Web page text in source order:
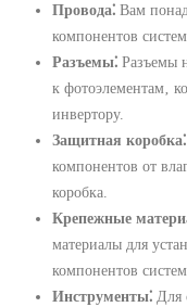
Провода⁚ Вам
компонентов
Разъемы⁚ Разъемы
к фотоэлементам‚
инвертору.
Защитная коробка⁚
компонентов от
коробка.
Крепежные
материалы для
компонентов
Инструменты⁚ Для